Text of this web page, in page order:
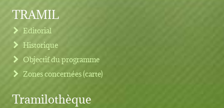
TRAMIL
Editorial
Historique
Objectif du programme
Zones concernées (carte)
Tramilothèque